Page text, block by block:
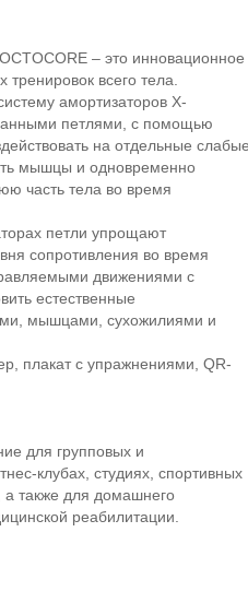
– это инновационное
всего тела.
амортизаторов X-
петлями, с помощью
на отдельные
мышцы и одновременно
часть тела во время
петли упрощают
сопротивления во время
движениями с
естественные
мышцами, сухожилиями и
плакат с упражнениями, QR-
для групповых и
клубах, студиях, спортивных
а также для домашнего
реабилитации.